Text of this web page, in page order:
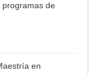
programas de
en